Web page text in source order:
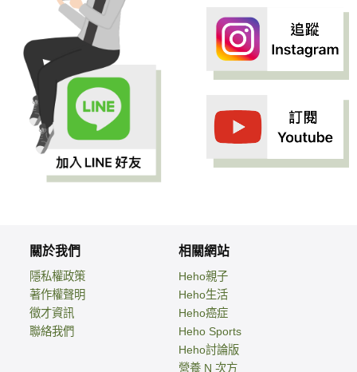
關於我們
隱私權政策
著作權聲明
徵才資訊
聯絡我們
相關網站
Heho親子
Heho生活
Heho癌症
Heho Sports
Heho討論版
營養 N 次方